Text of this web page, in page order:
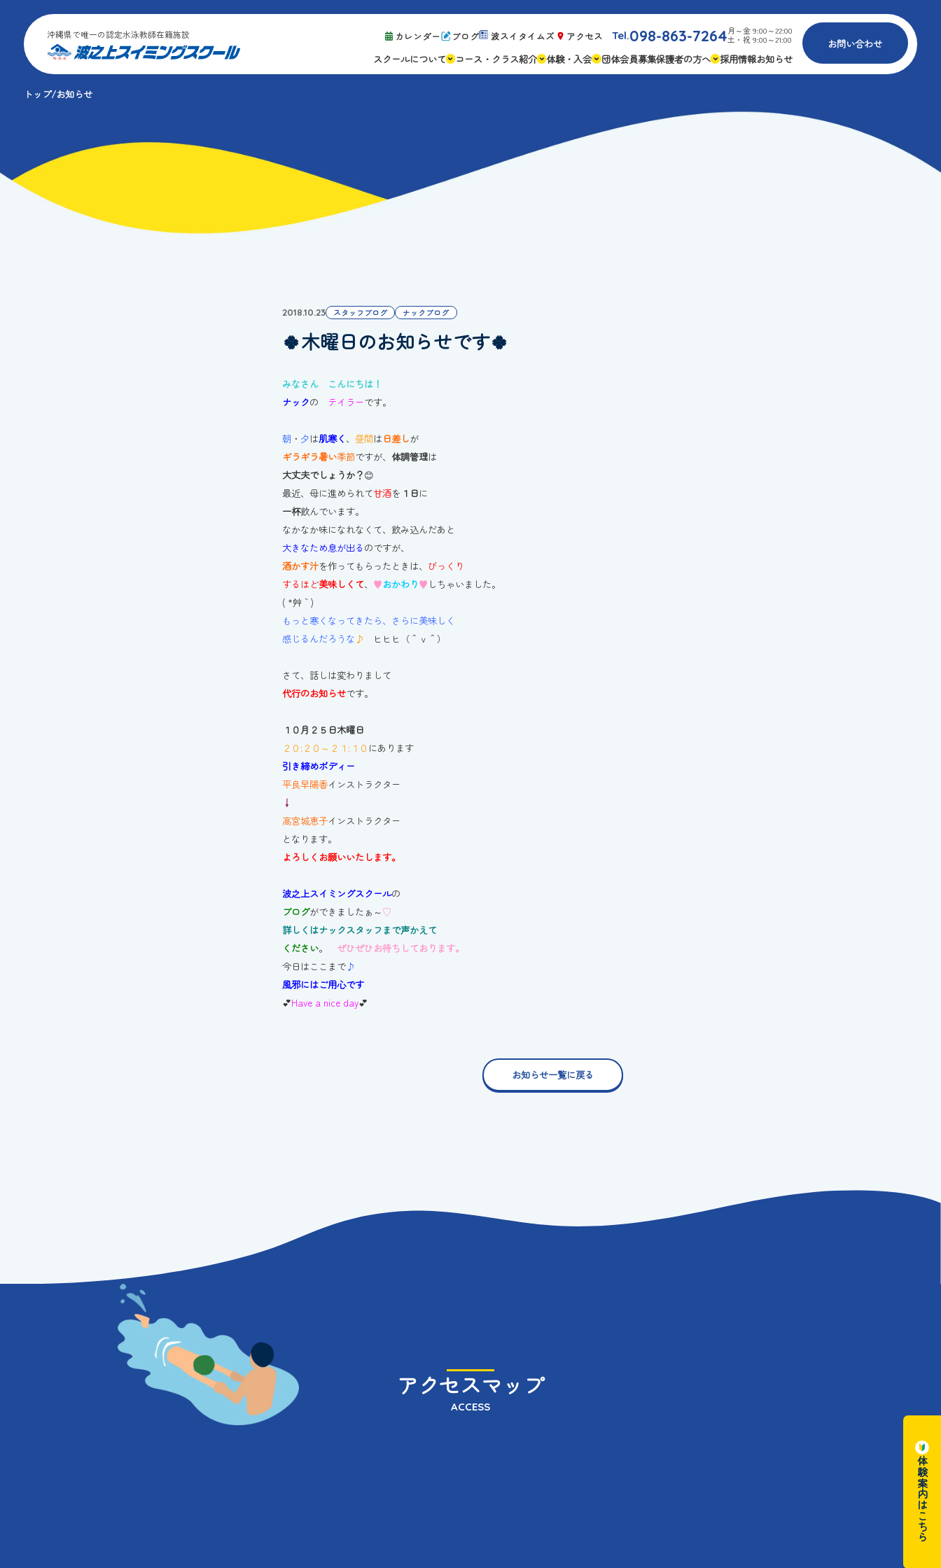
沖縄県で唯一の認定水泳教師在籍施設 カレンダー ブログ 波スイタイムズ アクセス Tel.098-863-7264月～金 9:00～22:00
土・祝 9:00～21:00
お問い合わせ
スクールについて
コース・クラス紹介 体験・入会
キャンペーン情報
よくある質問
団体会員募集保護者の方へ
ゴールデンエイジ
採用情報お知らせ
トップ お知らせ
2018.10.23 スタッフブログ ナックブログ
🍀木曜日のお知らせです🍀
みなさん こんにちは！
ナックの テイラーです。
朝 ・ 夕は肌寒く 、昼間は 日差しが
ギラギラ暑い季節ですが、 体調管理は
大丈夫でしょうか？😊
最近、母に進められて甘酒を １日に
一杯飲んでいます。
なかなか味になれなくて、飲み込んだあと
大きなため息が出る のですが、
酒かす汁を作ってもらったときは、 びっくり
するほど美味しくて、 ♥おかわり♥ しちゃいました。
( *´艸｀)
もっと寒くなってきたら、さらに美味しく
感じるんだろうな ♪ ヒヒヒ（＾ｖ＾）
さて、話しは変わりまして
代行のお知らせです。
１０月２５日木曜日
２０:２０～２１:１０ にあります
引き締めボディー
平良早陽香インストラクター
↓
高宮城恵子インストラクター
となります。
よろしくお願いいたします。
波之上スイミングスクールの
ブログができましたぁ～ ♡
詳しくはナックスタッフまで声かえて
ください。 ぜひぜひお待ちしております。
今日はここまで ♪
風邪にはご用心です
💕Have a nice day💕
お知らせ一覧に戻る
アクセスマップ
ACCESS
体験案内はこちら